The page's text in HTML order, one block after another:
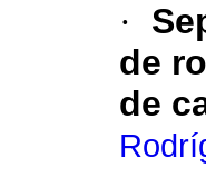
·
de
de